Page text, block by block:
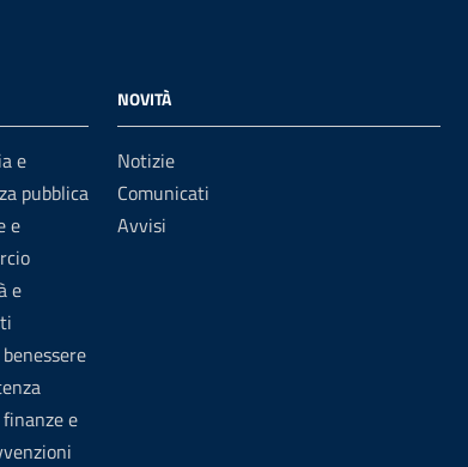
e
pubblica
e
e
e
NOVITÀ
Notizie
Comunicati
Avvisi